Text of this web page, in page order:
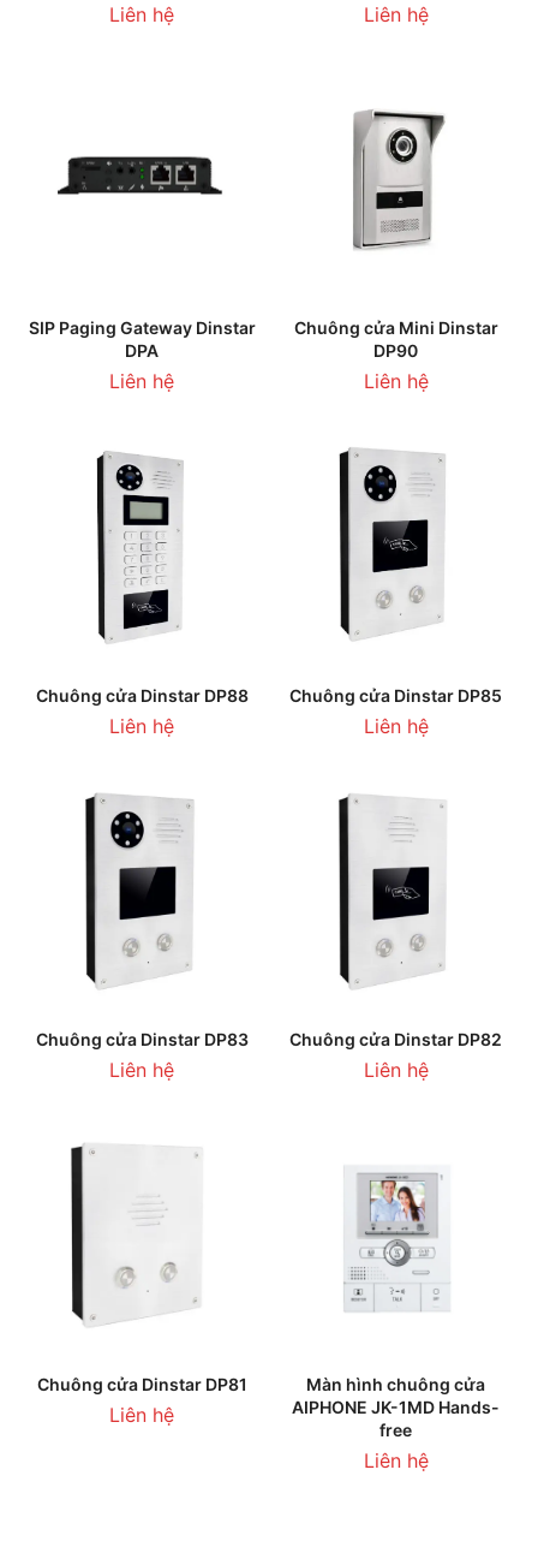
Liên hệ Liên hệ
SIP Paging Gateway Dinstar
DPA
Liên hệ
Chuông cửa Mini Dinstar
DP90
Liên hệ
Chuông cửa Dinstar DP88
Liên hệ
Chuông cửa Dinstar DP85
Liên hệ
Chuông cửa Dinstar DP83
Liên hệ
Chuông cửa Dinstar DP82
Liên hệ
Chuông cửa Dinstar DP81
Liên hệ
Màn hình chuông cửa
AIPHONE JK-1MD Hands-
free
Liên hệ